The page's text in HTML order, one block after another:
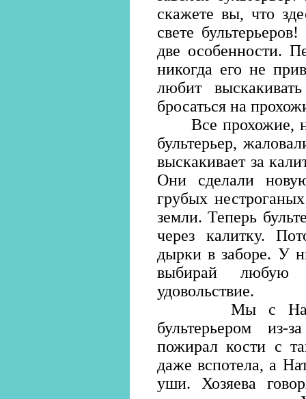
скажете вы, что
свете
две особенности.
никогда его не
любит
бросаться на
Все прохожие, на
бультерьер,
выскакивает за
Они сделали
грубых
земли. Теперь
через калитку.
дырки в заборе. У
выбирай
удовольствие.
Мы с Наташей
бультерьером
пожирал кости с
даже вспотела, а
уши. Хозяева